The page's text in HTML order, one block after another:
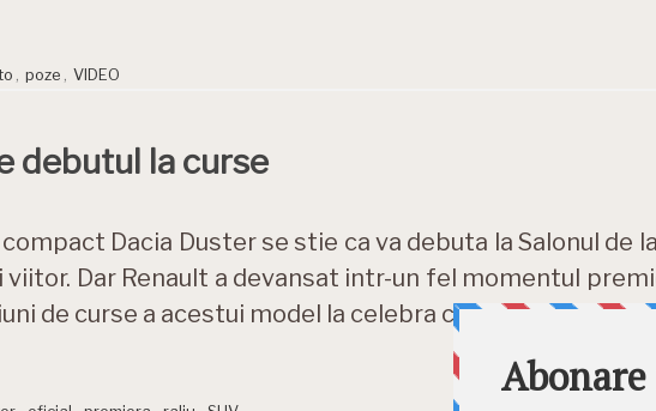
poze VIDEO
debutul la curse
Dacia Duster se stie ca va debuta la Salonul de
viitor. Dar Renault a devansat intr-un fel momentul
de curse a acestui model la celebra competitie …